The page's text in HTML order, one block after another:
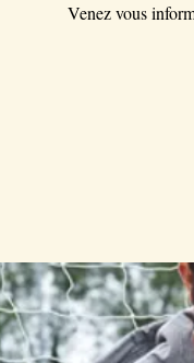
Venez vous